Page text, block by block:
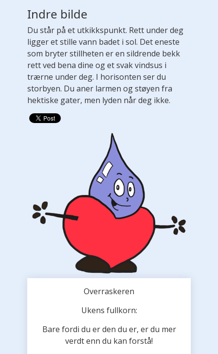
Indre bilde
Du står på et utkikkspunkt. Rett under deg
ligger et stille vann badet i sol. Det eneste
som bryter stillheten er en sildrende bekk
rett ved bena dine og et svak vindsus i
trærne under deg. I horisonten ser du
storbyen. Du aner larmen og støyen fra
hektiske gater, men lyden når deg ikke.
Overraskeren
Ukens fullkorn:
Bare fordi du er den du er, er du mer
verdt enn du kan forstå!